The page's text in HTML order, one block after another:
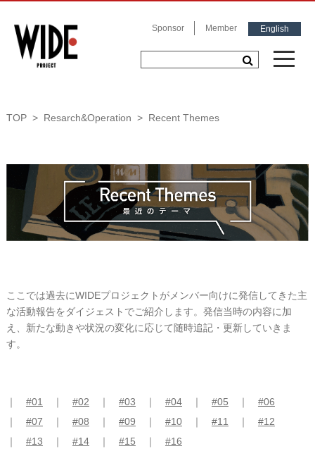
Sponsor Member English
TOP Resarch&Operation Recent Themes
ここでは過去にWIDEプロジェクトがメンバー向けに発信してきた主
な活動報告をダイジェストでご紹介します。発信当時の内容に加
え、新たな動きや状況の変化に応じて随時追記・更新していきま
す。
#01 #02 #03 #04 #05
#06
#07
#08 #09 #10 #11
#12
#13
#14 #15 #16